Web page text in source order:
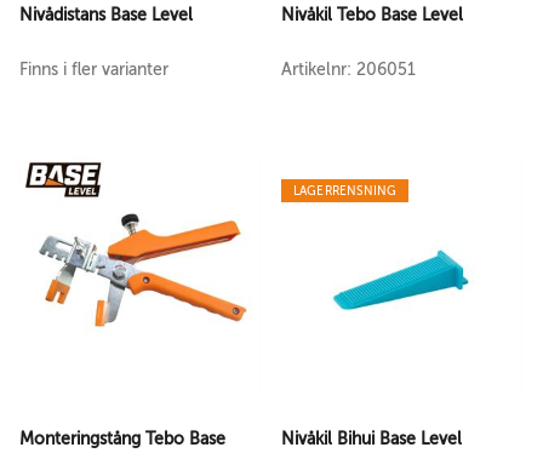
Nivådistans Base Level
Finns i fler varianter
Nivåkil Tebo Base Level
Artikelnr: 206051
Monteringstång Tebo Base
LAGERRENSNING
Nivåkil Bihui Base Level